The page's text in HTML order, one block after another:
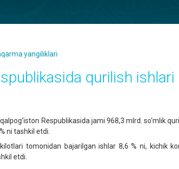
yangiliklari
qurilish ishlari
Respublikasida jami 968,3 mlrd. so‘mlik
ni tashkil etdi.
tomonidan bajarilgan ishlar 8,6 % ni, kichik
etdi.